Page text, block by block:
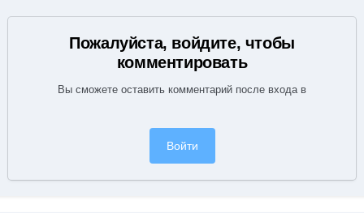
Пожалуйста, войдите, чтобы
комментировать
Вы сможете оставить комментарий после входа в
Войти